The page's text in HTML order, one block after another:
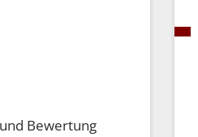
Bewertung